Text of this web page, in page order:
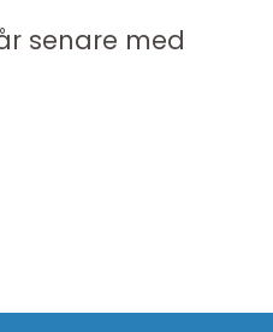
senare med